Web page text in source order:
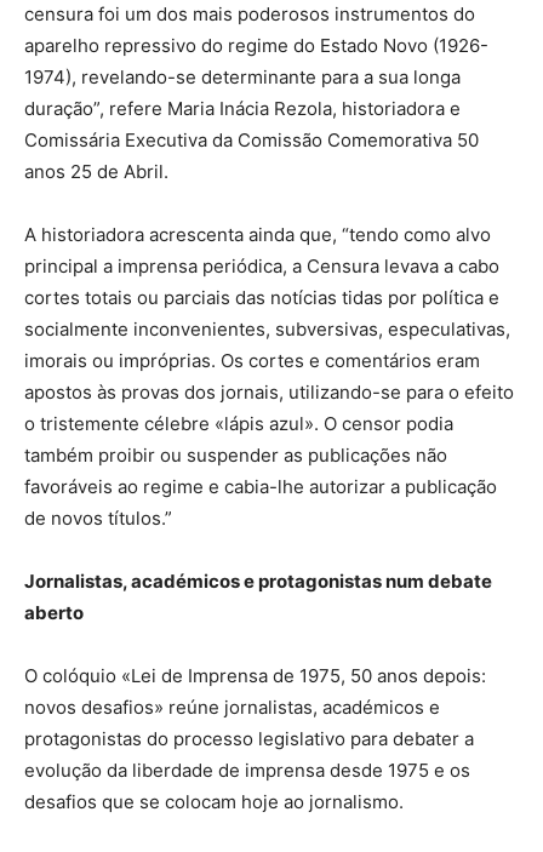
censura foi um dos mais poderosos instrumentos do
aparelho repressivo do regime do Estado Novo (1926-
1974), revelando-se determinante para a sua longa
duração”, refere Maria Inácia Rezola, historiadora e
Comissária Executiva da Comissão Comemorativa 50
anos 25 de Abril.
A historiadora acrescenta ainda que, “tendo como alvo
principal a imprensa periódica, a Censura levava a cabo
cortes totais ou parciais das notícias tidas por política e
socialmente inconvenientes, subversivas, especulativas,
imorais ou impróprias. Os cortes e comentários eram
apostos às provas dos jornais, utilizando-se para o efeito
o tristemente célebre «lápis azul». O censor podia
também proibir ou suspender as publicações não
favoráveis ao regime e cabia-lhe autorizar a publicação
de novos títulos.”
Jornalistas, académicos e protagonistas num debate
aberto
O colóquio «Lei de Imprensa de 1975, 50 anos depois:
novos desafios» reúne jornalistas, académicos e
protagonistas do processo legislativo para debater a
evolução da liberdade de imprensa desde 1975 e os
desafios que se colocam hoje ao jornalismo.